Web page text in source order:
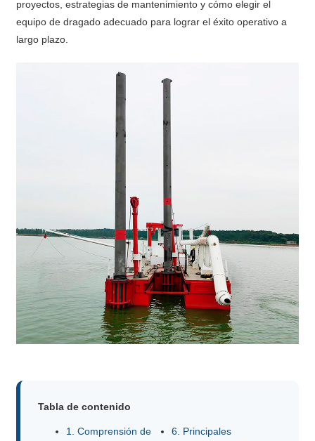
proyectos, estrategias de mantenimiento y cómo elegir el
equipo de dragado adecuado para lograr el éxito operativo a
largo plazo.
Tabla de contenido
1. Comprensión de
6. Principales